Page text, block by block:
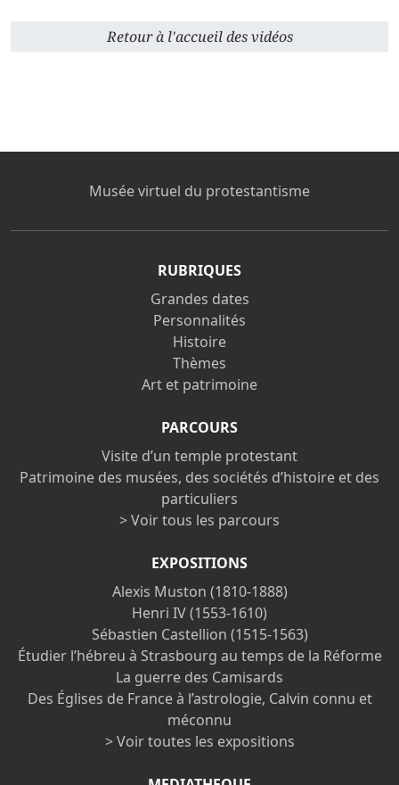
Retour à l'accueil des vidéos
Musée virtuel du protestantisme
RUBRIQUES
Grandes dates
Personnalités
Histoire
Thèmes
Art et patrimoine
PARCOURS
Visite d’un temple protestant
Patrimoine des musées, des sociétés d’histoire et des
particuliers
> Voir tous les parcours
EXPOSITIONS
Alexis Muston (1810-1888)
Henri IV (1553-1610)
Sébastien Castellion (1515-1563)
Étudier l’hébreu à Strasbourg au temps de la Réforme
La guerre des Camisards
Des Églises de France à l’astrologie, Calvin connu et
méconnu
> Voir toutes les expositions